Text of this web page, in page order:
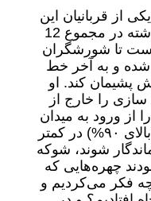
از قربانیان این
نظام است و طی 30 سال گذشته در مجموع 12
تا شورشگران
شده و به آخر خط
پشیمان کند. او
را خارج از
از ورود به میدان
دلسرد کند… «جدیدالورودها (بالای ۹۰%) در کمتر
شوند، شوکه
چهره‌هایی که
چه فکر می‌کردیم و